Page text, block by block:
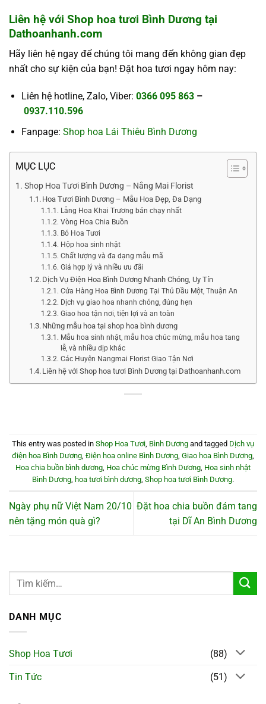
Liên hệ với Shop hoa tươi Bình Dương tại
Dathoanhanh.com
Hãy liên hệ ngay để chúng tôi mang đến không gian đẹp
nhất cho sự kiện của bạn! Đặt hoa tươi ngay hôm nay:
Liên hệ hotline, Zalo, Viber: 0366 095 863–
0937.110.596
Fanpage: Shop hoa Lái Thiêu Bình Dương
MỤC LỤC
Shop Hoa Tươi Bình Dương – Nắng Mai Florist
Hoa Tươi Bình Dương – Mẫu Hoa Đẹp, Đa Dạng
Lẵng Hoa Khai Trương bán chạy nhất
Vòng Hoa Chia Buồn
Bó Hoa Tươi
Hộp hoa sinh nhật
Chất lượng và đa dạng mẫu mã
Giá hợp lý và nhiều ưu đãi
Dịch Vụ Điện Hoa Bình Dương Nhanh Chóng, Uy Tín
Cửa Hàng Hoa Bình Dương Tại Thủ Dầu Một, Thuận An
Dịch vụ giao hoa nhanh chóng, đúng hẹn
Giao hoa tận nơi, tiện lợi và an toàn
Những mẫu hoa tại shop hoa bình dương
Mẫu hoa sinh nhật, mẫu hoa chúc mừng, mẫu hoa tang
lễ, và nhiều dịp khác
Các Huyện Nangmai Florist Giao Tận Nơi
Liên hệ với Shop hoa tươi Bình Dương tại Dathoanhanh.com
This entry was posted in Shop Hoa Tươi Bình Dương and tagged Dịch vụ
điện hoa Bình Dương Điện hoa online Bình Dương Giao hoa Bình Dương
Hoa chia buồn bình dương Hoa chúc mừng Bình Dương Hoa sinh nhật
Bình Dương hoa tươi bình dương Shop hoa tươi Bình Dương.
Ngày phụ nữ Việt Nam 20/10
nên tặng món quà gì?
Đặt hoa chia buồn đám tang
tại Dĩ An Bình Dương
DANH MỤC
Shop Hoa Tươi (88)
Tin Tức (51)